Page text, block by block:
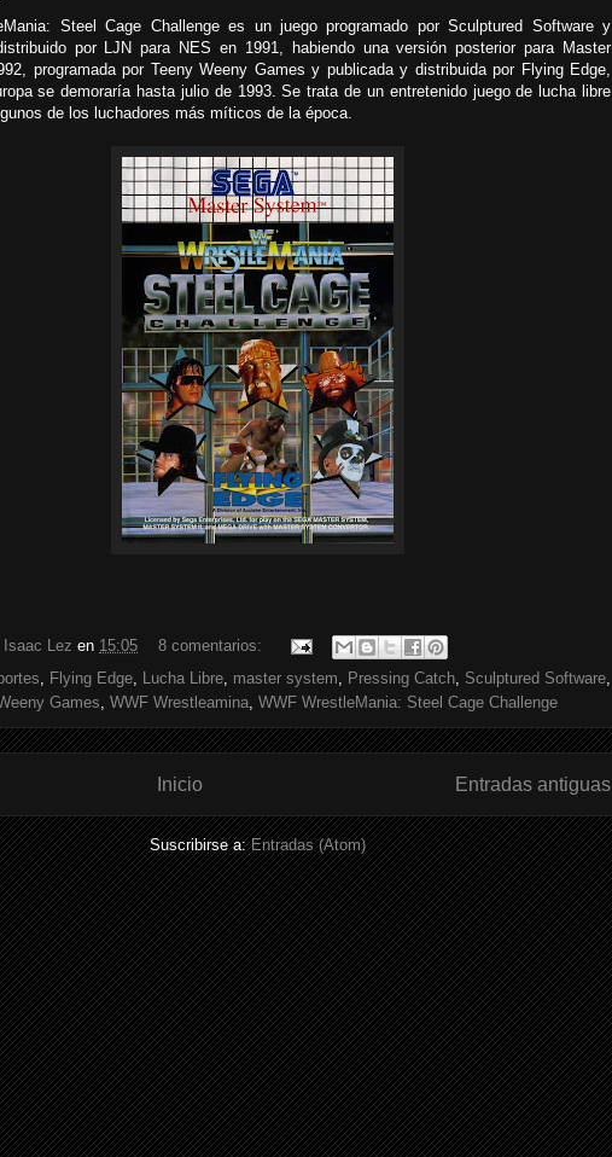
Steel Cage Challenge es un juego programado por Sculptured Software y
por LJN para NES en 1991, habiendo una versión posterior para Master
programada por Teeny Weeny Games y publicada y distribuida por Flying Edge,
se demoraría hasta julio de 1993. Se trata de un entretenido juego de lucha libre
de los luchadores más míticos de la época.
Isaac Lez en 15:05
8 comentarios:
Flying Edge Lucha Libre master system Pressing Catch Sculptured Software
Games WWF Wrestleamina WWF WrestleMania: Steel Cage Challenge
Entradas antiguas
Inicio
Suscribirse a:Entradas (Atom)